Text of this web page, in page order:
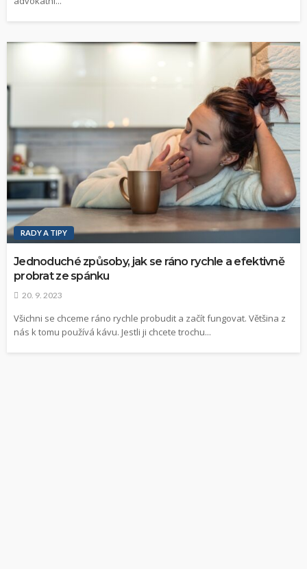
RADY A TIPY
Jednoduché způsoby, jak se ráno rychle a efektivně
probrat ze spánku
20. 9. 2023
Všichni se chceme ráno rychle probudit a začít fungovat. Většina z
nás k tomu používá kávu. Jestli ji chcete trochu...